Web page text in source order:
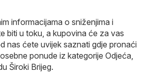
informacijama o sniženjima i
biti u toku, a kupovina će za vas
nas ćete uvijek saznati gdje pronaći
ponude iz kategorije Odjeća,
Široki Brijeg.